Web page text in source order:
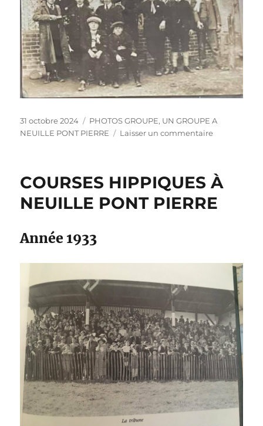
Publié
le
31 octobre 2024 Catégories
PHOTOS GROUPE, UN GROUPE A
NEUILLE PONT PIERRE
Laisser un commentairesur
NEUILLE
PIERRE
COURSES HIPPIQUES À
NEUILLE PONT PIERRE
Année 1933